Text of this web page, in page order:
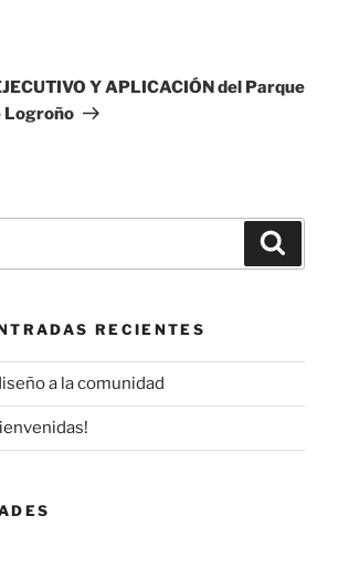
Y APLICACIÓN del Parque
Logroño
RECIENTES
a la comunidad